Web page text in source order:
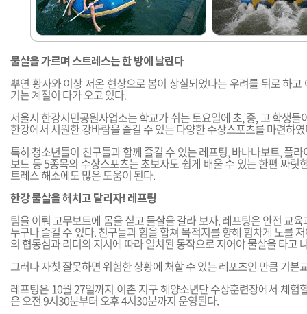
물살을 가르며 스트레스는 한 방에 날린다
뿌연 황사와 이상 저온 현상으로 봄이 상실되었다는 우려를 뒤로 하
기는 계절이 다가 오고 있다.
서울시 한강시민공원사업소는 학교가 쉬는 토요일에 초, 중, 고 학생들
한강에서 시원한 강바람을 즐길 수 있는 다양한 수상스포츠를 마련하
특히 청소년들이 친구들과 함께 즐길 수 있는 레프팅, 바나나보트, 플
보드 등 5종목의 수상스포츠는 초보자도 쉽게 배울 수 있는 한편 짜릿
트레스 해소에도 많은 도움이 된다.
한강 물살을 헤치고 달리자! 레프팅
팀을 이뤄 고무보트에 몸을 싣고 물살을 갈라 보자. 레프팅은 안전 교
누구나 즐길 수 있다. 친구들과 힘을 합쳐 목적지를 향해 힘차게 노를
의 협동심과 리더의 지시에 따라 일치된 동작으로 저어야 물살을 타고
그러나 자칫 잘못하면 위험한 상황에 처할 수 있는 레포츠인 만큼 기본
레프팅은 10월 27일까지 이촌 지구 해양소년단 수상훈련장에서 체험
은 오전 9시30분부터 오후 4시30분까지 운영된다.